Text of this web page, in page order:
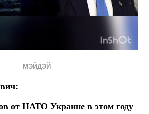
МЭЙДЭЙ
от НАТО Украине в этом году